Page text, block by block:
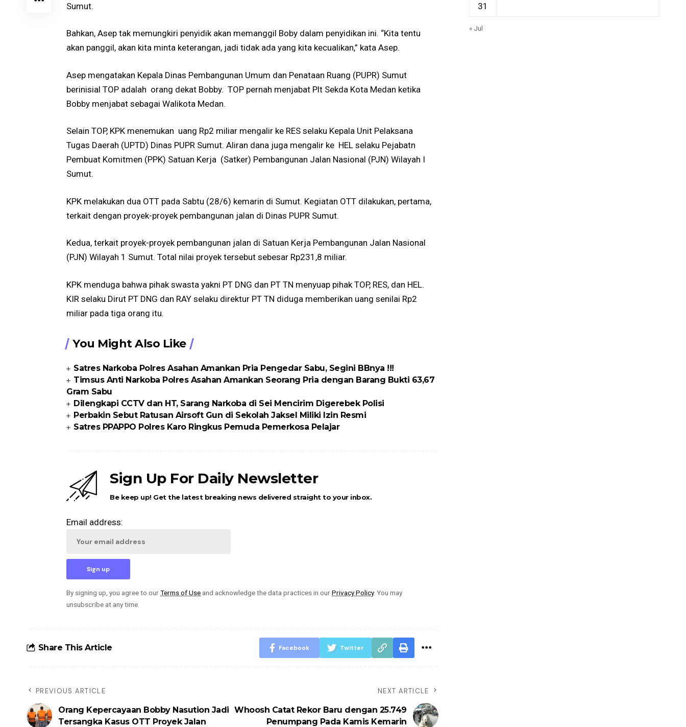
Sumut.
Bahkan, Asep tak memungkiri penyidik akan memanggil Boby dalam penyidikan ini. “Kita tentu
akan panggil, akan kita minta keterangan, jadi tidak ada yang kita kecualikan,” kata Asep.
Asep mengatakan Kepala Dinas Pembangunan Umum dan Penataan Ruang (PUPR) Sumut
berinisial TOP adalah orang dekat Bobby. TOP pernah menjabat Plt Sekda Kota Medan ketika
Bobby menjabat sebagai Walikota Medan.
Selain TOP, KPK menemukan uang Rp2 miliar mengalir ke RES selaku Kepala Unit Pelaksana
Tugas Daerah (UPTD) Dinas PUPR Sumut. Aliran dana juga mengalir ke HEL selaku Pejabatn
Pembuat Komitmen (PPK) Satuan Kerja (Satker) Pembangunan Jalan Nasional (PJN) Wilayah I
Sumut.
KPK melakukan dua OTT pada Sabtu (28/6) kemarin di Sumut. Kegiatan OTT dilakukan, pertama,
terkait dengan proyek-proyek pembangunan jalan di Dinas PUPR Sumut.
Kedua, terkait proyek-proyek pembangunan jalan di Satuan Kerja Pembangunan Jalan Nasional
(PJN) Wilayah 1 Sumut. Total nilai proyek tersebut sebesar Rp231,8 miliar.
KPK menduga bahwa pihak swasta yakni PT DNG dan PT TN menyuap pihak TOP, RES, dan HEL.
KIR selaku Dirut PT DNG dan RAY selaku direktur PT TN diduga memberikan uang senilai Rp2
miliar pada tiga orang itu.
You Might Also Like
Satres Narkoba Polres Asahan Amankan Pria Pengedar Sabu, Segini BBnya !!!
Timsus Anti Narkoba Polres Asahan Amankan Seorang Pria dengan Barang Bukti 63,67
Gram Sabu
Dilengkapi CCTV dan HT, Sarang Narkoba di Sei Mencirim Digerebek Polisi
Perbakin Sebut Ratusan Airsoft Gun di Sekolah Jaksel Miliki Izin Resmi
Satres PPAPPO Polres Karo Ringkus Pemuda Pemerkosa Pelajar
Sign Up For Daily Newsletter
Be keep up! Get the latest breaking news delivered straight to your inbox.
Email address:
By signing up, you agree to ourTerms of Use and acknowledge the data practices in ourPrivacy Policy. You may
unsubscribe at any time.
Share This Article Facebook Twitter
PREVIOUS ARTICLE
Orang Kepercayaan Bobby Nasution Jadi
Tersangka Kasus OTT Proyek Jalan
NEXT ARTICLE
Whoosh Catat Rekor Baru dengan 25.749
Penumpang Pada Kamis Kemarin
31
« Jul